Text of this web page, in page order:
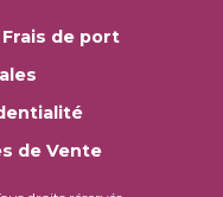
Frais de port
de Vente